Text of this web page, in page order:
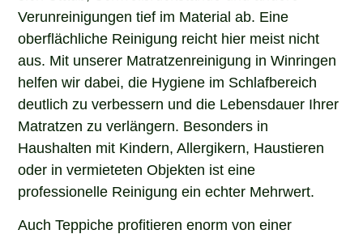
Verunreinigungen tief im Material ab. Eine
oberflächliche Reinigung reicht hier meist nicht
aus. Mit unserer Matratzenreinigung in Winringen
helfen wir dabei, die Hygiene im Schlafbereich
deutlich zu verbessern und die Lebensdauer Ihrer
Matratzen zu verlängern. Besonders in
Haushalten mit Kindern, Allergikern, Haustieren
oder in vermieteten Objekten ist eine
professionelle Reinigung ein echter Mehrwert.
Auch Teppiche profitieren enorm von einer